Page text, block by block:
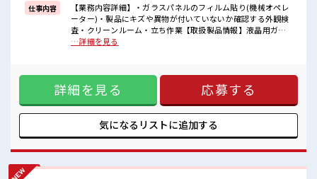
■職場の雰囲気
一緒に働く仲間ともなじみやすい少人数の職場☆
髪型にこだわりのあるアナタは必見！
仕事内容
【業務内容詳細】・ガラスパネルのフィルム貼り(機械オペレ
ーター)・製品にキズや異物が付いていないか確認する外観検
査・クリーンルーム・立ち作業【取扱製品情報】液晶用ガラ
スパネル(幅:1500mm程度) ■お仕事PR ≪経験者優遇≫ これ
残業はほとんどナシ！ 場合によってはお願いすることもあり
ます♪ ≪ヘアカラーOKで自由な雰囲気の職場≫ 明るすぎた
り奇抜でなければ基本的に自由！ (規定有)≪ラクラク制服ア
リ≫ 制服があるので、 毎日の服装の悩み解消♪ ≪自分に合っ
た期間で働ける≫ 福利厚生が整った派遣のお仕事です！ ■職
場の雰囲気 一緒に働く仲間ともなじみやすい少人数の職場☆
の若い世代がたくさん活躍中の活気ある職場！
…詳細を見る
詳細を見る 応募する
気になるリストに追加する